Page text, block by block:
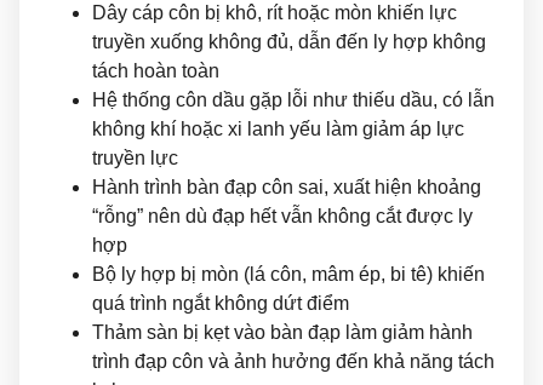
Dây cáp côn bị khô, rít hoặc mòn khiến lực
truyền xuống không đủ, dẫn đến ly hợp không
tách hoàn toàn
Hệ thống côn dầu gặp lỗi như thiếu dầu, có lẫn
không khí hoặc xi lanh yếu làm giảm áp lực
truyền lực
Hành trình bàn đạp côn sai, xuất hiện khoảng
“rỗng” nên dù đạp hết vẫn không cắt được ly
hợp
Bộ ly hợp bị mòn (lá côn, mâm ép, bi tê) khiến
quá trình ngắt không dứt điểm
Thảm sàn bị kẹt vào bàn đạp làm giảm hành
trình đạp côn và ảnh hưởng đến khả năng tách